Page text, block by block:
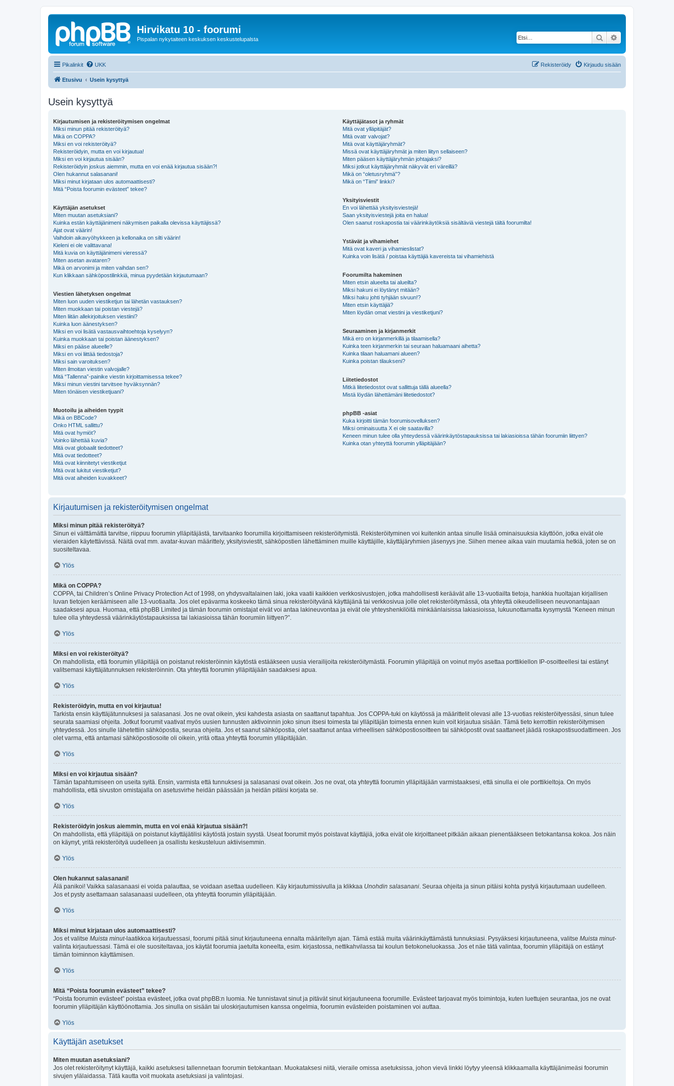
Hirvikatu 10 - foorumi
Pispalan nykytaiteen keskuksen keskustelupalsta Etsi
Pikalinkit UKK Kirjaudu sisään
Rekisteröidy
Etusivu Usein kysyttyä
Usein kysyttyä
Kirjautumisen ja rekisteröitymisen ongelmat
Miksi minun pitää rekisteröityä?
Mikä on COPPA?
Miksi en voi rekisteröityä?
Rekisteröidyin, mutta en voi kirjautua!
Miksi en voi kirjautua sisään?
Rekisteröidyin joskus aiemmin, mutta en voi enää kirjautua sisään?!
Olen hukannut salasanani!
Miksi minut kirjataan ulos automaattisesti?
Mitä “Poista foorumin evästeet” tekee?
Käyttäjän asetukset
Miten muutan asetuksiani?
Kuinka estän käyttäjänimeni näkymisen paikalla olevissa käyttäjissä?
Ajat ovat väärin!
Vaihdoin aikavyöhykkeen ja kellonaika on silti väärin!
Kieleni ei ole valittavana!
Mitä kuvia on käyttäjänimeni vieressä?
Miten asetan avataren?
Mikä on arvonimi ja miten vaihdan sen?
Kun klikkaan sähköpostilinkkiä, minua pyydetään kirjautumaan?
Viestien lähetyksen ongelmat
Miten luon uuden viestiketjun tai lähetän vastauksen?
Miten muokkaan tai poistan viestejä?
Miten liitän allekirjoituksen viestiini?
Kuinka luon äänestyksen?
Miksi en voi lisätä vastausvaihtoehtoja kyselyyn?
Kuinka muokkaan tai poistan äänestyksen?
Miksi en pääse alueelle?
Miksi en voi liittää tiedostoja?
Miksi sain varoituksen?
Miten ilmoitan viestin valvojalle?
Mitä “Tallenna”-painike viestin kirjoittamisessa tekee?
Miksi minun viestini tarvitsee hyväksynnän?
Miten tönäisen viestiketjuani?
Muotoilu ja aiheiden tyypit
Mikä on BBCode?
Onko HTML sallittu?
Mitä ovat hymiöt?
Voinko lähettää kuvia?
Mitä ovat globaalit tiedotteet?
Mitä ovat tiedotteet?
Mitä ovat kiinnitetyt viestiketjut
Mitä ovat lukitut viestiketjut?
Mitä ovat aiheiden kuvakkeet?
Käyttäjätasot ja ryhmät
Mitä ovat ylläpitäjät?
Mitä ovatr valvojat?
Mitä ovat käyttäjäryhmät?
Missä ovat käyttäjäryhmät ja miten liityn sellaiseen?
Miten pääsen käyttäjäryhmän johtajaksi?
Miksi jotkut käyttäjäryhmät näkyvät eri väreillä?
Mikä on “oletusryhmä”?
Mikä on “Tiimi” linkki?
Yksityisviestit
En voi lähettää yksityisviestejä!
Saan yksityisviestejä joita en halua!
Olen saanut roskapostia tai väärinkäytöksiä sisältäviä viestejä tältä foorumilta!
Ystävät ja vihamiehet
Mitä ovat kaveri ja vihamieslistat?
Kuinka voin lisätä / poistaa käyttäjiä kavereista tai vihamiehistä
Foorumilta hakeminen
Miten etsin alueelta tai alueilta?
Miksi hakuni ei löytänyt mitään?
Miksi haku johti tyhjään sivuun!?
Miten etsin käyttäjiä?
Miten löydän omat viestini ja viestiketjuni?
Seuraaminen ja kirjanmerkit
Mikä ero on kirjanmerkillä ja tilaamisella?
Kuinka teen kirjanmerkin tai seuraan haluamaani aihetta?
Kuinka tilaan haluamani alueen?
Kuinka poistan tilaukseni?
Liitetiedostot
Mitkä liitetiedostot ovat sallittuja tällä alueella?
Mistä löydän lähettämäni liitetiedostot?
phpBB -asiat
Kuka kirjoitti tämän foorumisovelluksen?
Miksi ominaisuutta X ei ole saatavilla?
Keneen minun tulee olla yhteydessä väärinkäytöstapauksissa tai lakiasioissa tähän foorumiin liittyen?
Kuinka otan yhteyttä foorumin ylläpitäjään?
Kirjautumisen ja rekisteröitymisen ongelmat
Miksi minun pitää rekisteröityä?
Sinun ei välttämättä tarvitse, riippuu foorumin ylläpitäjästä, tarvitaanko foorumilla kirjoittamiseen rekisteröitymistä. Rekisteröityminen voi kuitenkin antaa sinulle lisää ominaisuuksia käyttöön, jotka eivät ole
vieraiden käytettävissä. Näitä ovat mm. avatar-kuvan määrittely, yksityisviestit, sähköpostien lähettäminen muille käyttäjille, käyttäjäryhmien jäsenyys jne. Siihen menee aikaa vain muutamia hetkiä, joten se on
suositeltavaa.
Ylös
Mikä on COPPA?
COPPA, tai Children’s Online Privacy Protection Act of 1998, on yhdysvaltalainen laki, joka vaatii kaikkien verkkosivustojen, jotka mahdollisesti keräävät alle 13-vuotiailta tietoja, hankkia huoltajan kirjallisen
luvan tietojen keräämiseen alle 13-vuotiaalta. Jos olet epävarma koskeeko tämä sinua rekisteröityvänä käyttäjänä tai verkkosivua jolle olet rekisteröitymässä, ota yhteyttä oikeudelliseen neuvonantajaan
saadaksesi apua. Huomaa, että phpBB Limited ja tämän foorumin omistajat eivät voi antaa lakineuvontaa ja eivät ole yhteyshenkilöitä minkäänlaisissa lakiasioissa, lukuunottamatta kysymystä “Keneen minun
tulee olla yhteydessä väärinkäytöstapauksissa tai lakiasioissa tähän foorumiin liittyen?”.
Ylös
Miksi en voi rekisteröityä?
On mahdollista, että foorumin ylläpitäjä on poistanut rekisteröinnin käytöstä estääkseen uusia vierailijoita rekisteröitymästä. Foorumin ylläpitäjä on voinut myös asettaa porttikiellon IP-osoitteellesi tai estänyt
valitsemasi käyttäjätunnuksen rekisteröinnin. Ota yhteyttä foorumin ylläpitäjään saadaksesi apua.
Ylös
Rekisteröidyin, mutta en voi kirjautua!
Tarkista ensin käyttäjätunnuksesi ja salasanasi. Jos ne ovat oikein, yksi kahdesta asiasta on saattanut tapahtua. Jos COPPA-tuki on käytössä ja määrittelit olevasi alle 13-vuotias rekisteröityessäsi, sinun tulee
seurata saamiasi ohjeita. Jotkut foorumit vaativat myös uusien tunnusten aktivoinnin joko sinun itsesi toimesta tai ylläpitäjän toimesta ennen kuin voit kirjautua sisään. Tämä tieto kerrottiin rekisteröitymisen
yhteydessä. Jos sinulle lähetettiin sähköpostia, seuraa ohjeita. Jos et saanut sähköpostia, olet saattanut antaa virheellisen sähköpostiosoitteen tai sähköpostit ovat saattaneet jäädä roskapostisuodattimeen. Jos
olet varma, että antamasi sähköpostiosoite oli oikein, yritä ottaa yhteyttä foorumin ylläpitäjään.
Ylös
Miksi en voi kirjautua sisään?
Tämän tapahtumiseen on useita syitä. Ensin, varmista että tunnuksesi ja salasanasi ovat oikein. Jos ne ovat, ota yhteyttä foorumin ylläpitäjään varmistaaksesi, että sinulla ei ole porttikieltoja. On myös
mahdollista, että sivuston omistajalla on asetusvirhe heidän päässään ja heidän pitäisi korjata se.
Ylös
Rekisteröidyin joskus aiemmin, mutta en voi enää kirjautua sisään?!
On mahdollista, että ylläpitäjä on poistanut käyttäjätilisi käytöstä jostain syystä. Useat foorumit myös poistavat käyttäjiä, jotka eivät ole kirjoittaneet pitkään aikaan pienentääkseen tietokantansa kokoa. Jos näin
on käynyt, yritä rekisteröityä uudelleen ja osallistu keskusteluun aktiivisemmin.
Ylös
Olen hukannut salasanani!
Älä panikoi! Vaikka salasanaasi ei voida palauttaa, se voidaan asettaa uudelleen. Käy kirjautumissivulla ja klikkaa Unohdin salasanani . Seuraa ohjeita ja sinun pitäisi kohta pystyä kirjautumaan uudelleen.
Jos et pysty asettamaan salasanaasi uudelleen, ota yhteyttä foorumin ylläpitäjään.
Ylös
Miksi minut kirjataan ulos automaattisesti?
Jos et valitse Muista minut-laatikkoa kirjautuessasi, foorumi pitää sinut kirjautuneena ennalta määritellyn ajan. Tämä estää muita väärinkäyttämästä tunnuksiasi. Pysyäksesi kirjautuneena, valitse Muista minut-
valinta kirjautuessasi. Tämä ei ole suositeltavaa, jos käytät foorumia jaetulta koneelta, esim. kirjastossa, nettikahvilassa tai koulun tietokoneluokassa. Jos et näe tätä valintaa, foorumin ylläpitäjä on estänyt
tämän toiminnon käyttämisen.
Ylös
Mitä “Poista foorumin evästeet” tekee?
“Poista foorumin evästeet” poistaa evästeet, jotka ovat phpBB:n luomia. Ne tunnistavat sinut ja pitävät sinut kirjautuneena foorumille. Evästeet tarjoavat myös toimintoja, kuten luettujen seurantaa, jos ne ovat
foorumin ylläpitäjän käyttöönottamia. Jos sinulla on sisään tai uloskirjautumisen kanssa ongelmia, foorumin evästeiden poistaminen voi auttaa.
Ylös
Käyttäjän asetukset
Miten muutan asetuksiani?
Jos olet rekisteröitynyt käyttäjä, kaikki asetuksesi tallennetaan foorumin tietokantaan. Muokataksesi niitä, vieraile omissa asetuksissa, johon vievä linkki löytyy yleensä klikkaamalla käyttäjänimeäsi foorumin
sivujen ylälaidassa. Tätä kautta voit muokata asetuksiasi ja valintojasi.